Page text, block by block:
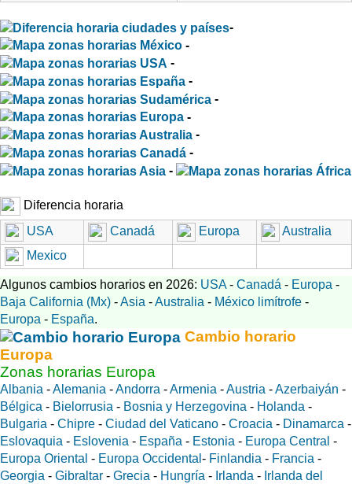
-
-
-
-
-
-
-
-
-
Diferencia horaria
USA
Canadá Europa
Australia
Mexico
Algunos cambios horarios en 2026: USA- Canadá - Europa -
Baja California (Mx) -Asia -Australia - México limítrofe -
Europa - España.
Cambio horario
Europa
Zonas horarias Europa
Albania -Alemania -Andorra -Armenia -Austria -Azerbaiyán -
Bélgica - Bielorrusia - Bosnia y Herzegovina - Holanda -
Bulgaria - Chipre - Ciudad del Vaticano - Croacia - Dinamarca -
Eslovaquia - Eslovenia - España - Estonia - Europa Central -
Europa Oriental - Europa Occidental - Finlandia - Francia -
Georgia - Gibraltar - Grecia - Hungría - Irlanda - Irlanda del